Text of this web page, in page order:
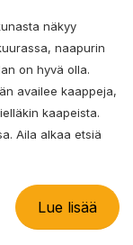
näkyy
naapurin
on hyvä olla.
availee kaappeja,
kaapeista.
Aila alkaa etsiä
Lue lisää